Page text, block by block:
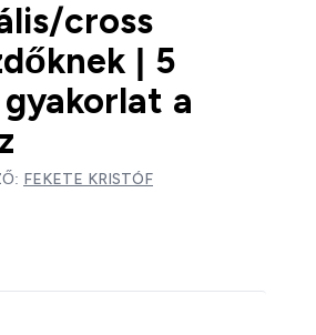
cross
| 5
a
FEKETE KRISTÓF